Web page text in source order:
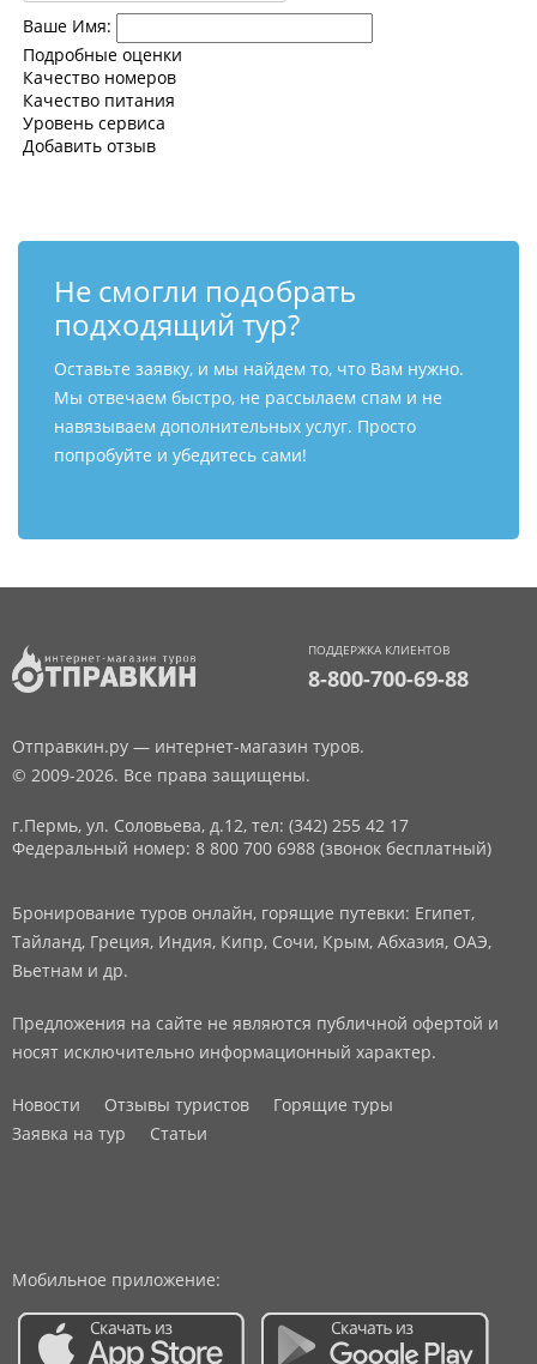
Ваше Имя:
Подробные оценки
Качество номеров
Качество питания
Уровень сервиса
Добавить отзыв
Не смогли подобрать
подходящий тур?
Оставьте заявку, и мы найдем то, что Вам нужно.
Мы отвечаем быстро, не рассылаем спам и не
навязываем дополнительных услуг. Просто
попробуйте и убедитесь сами!
ПОДДЕРЖКА КЛИЕНТОВ
8-800-700-69-88
Отправкин.ру — интернет-магазин туров.
© 2009-2026. Все права защищены.
г.Пермь, ул. Соловьева, д.12, тел: (342) 255 42 17
Федеральный номер: 8 800 700 6988 (звонок бесплатный)
Бронирование туров онлайн, горящие путевки: Египет,
Тайланд, Греция, Индия, Кипр, Сочи, Крым, Абхазия, ОАЭ,
Вьетнам и др.
Предложения на сайте не являются публичной офертой и
носят исключительно информационный характер.
Новости Отзывы туристов
Горящие туры
Заявка на тур
Статьи
Мобильное приложение: